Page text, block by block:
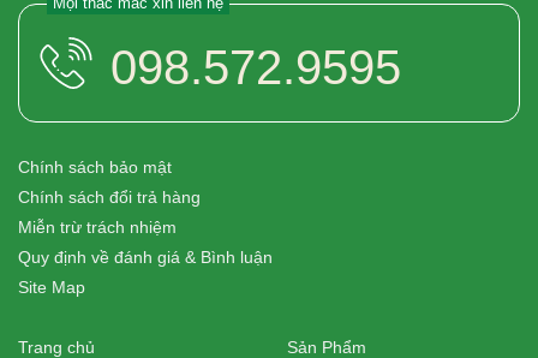
098.572.9595
Chính sách bảo mật
Chính sách đổi trả hàng
Miễn trừ trách nhiệm
Quy định về đánh giá & Bình luận
Site Map
Trang chủ
Sản Phẩm